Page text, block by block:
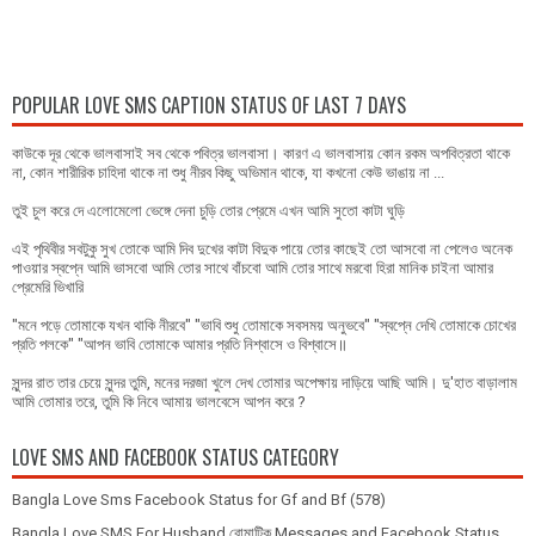
POPULAR LOVE SMS CAPTION STATUS OF LAST 7 DAYS
কাউকে দূর থেকে ভালবাসাই সব থেকে পবিত্র ভালবাসা। কারণ এ ভালবাসায় কোন রকম অপবিত্রতা থাকে
না, কোন শারীরিক চাহিদা থাকে না শুধু নীরব কিছু অভিমান থাকে, যা কখনো কেউ ভাঙায় না ...
তুই চুল করে দে এলোমেলো ভেঙ্গে দেনা চুড়ি তোর প্রেমে এখন আমি সুতো কাটা ঘুড়ি
এই পৃথিবীর সবটুকু সুখ তোকে আমি দিব দুখের কাটা বিদুক পায়ে তোর কাছেই তো আসবো না পেলেও অনেক
পাওয়ার স্বপ্নে আমি ভাসবো আমি তোর সাথে বাঁচবো আমি তোর সাথে মরবো হিরা মানিক চাইনা আমার
প্রেমেরি ভিখারি
"মনে পড়ে তোমাকে যখন থাকি নীরবে" "ভাবি শুধু তোমাকে সবসময় অনুভবে" "স্বপ্নে দেখি তোমাকে চোখের
প্রতি পলকে" "আপন ভাবি তোমাকে আমার প্রতি নিশ্বাসে ও বিশ্বাসে॥
সুন্দর রাত তার চেয়ে সুন্দর তুমি, মনের দরজা খুলে দেখ তোমার অপেক্ষায় দাড়িয়ে আছি আমি। দু'হাত বাড়ালাম
আমি তোমার তরে, তুমি কি নিবে আমায় ভালবেসে আপন করে ?
LOVE SMS AND FACEBOOK STATUS CATEGORY
Bangla Love Sms Facebook Status for Gf and Bf (578)